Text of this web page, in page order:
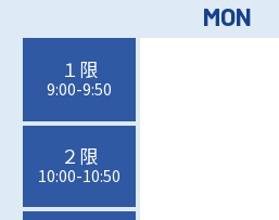
MON
１限
9:00-9:50
２限
10:00-10:50